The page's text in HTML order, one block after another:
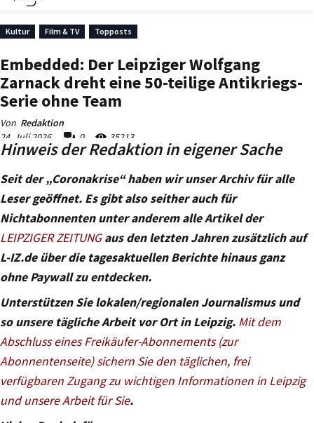
Hinweis der Redaktion in eigener Sache
Seit der „Coronakrise“ haben wir unser Archiv für alle
Leser geöffnet. Es gibt also seither auch für
Nichtabonnenten unter anderem alle Artikel der
LEIPZIGER ZEITUNGaus den letzten Jahren zusätzlich auf
L-IZ.de über die tagesaktuellen Berichte hinaus ganz
ohne Paywall zu entdecken.
Unterstützen Sie lokalen/regionalen Journalismus und
so unsere tägliche Arbeit vor Ort in Leipzig. Mit dem
Abschluss eines Freikäufer-Abonnements (zur
Abonnentenseite) sichern Sie den täglichen, frei
verfügbaren Zugang zu wichtigen Informationen in Leipzig
und unsere Arbeit für Sie.